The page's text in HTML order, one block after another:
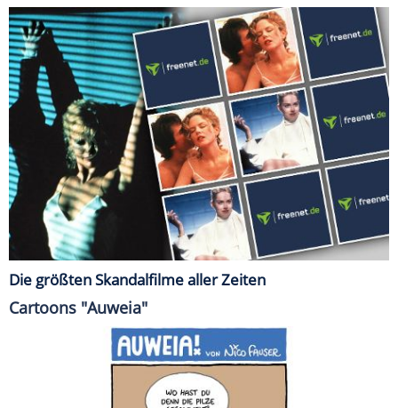
Die größten Skandalfilme aller Zeiten
Cartoons "Auweia"